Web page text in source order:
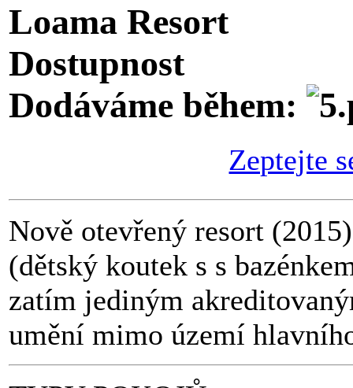
Loama Resort
Dostupnost
Dodáváme během:
Zeptejte
Nově otevřený resort
(dětský koutek s s
zatím jediným
umění mimo území